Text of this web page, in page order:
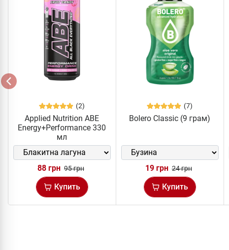
(2)
Applied Nutrition ABE
Energy+Performance 330
мл
88 грн 95 грн
Купить
(7)
Bolero Classic (9 грам)
19 грн 24 грн
Купить